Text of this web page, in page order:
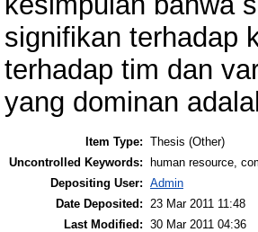
signifikan terhadap
terhadap tim dan
yang dominan
Item Type: Thesis (Other)
Uncontrolled Keywords: human resource,
Depositing User: Admin
Date Deposited:
23 Mar 2011 11:48
Last Modified: 30 Mar 2011 04:36